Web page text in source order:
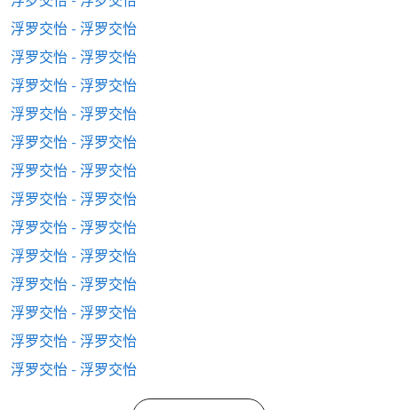
浮罗交怡 - 浮罗交怡
浮罗交怡 - 浮罗交怡
浮罗交怡 - 浮罗交怡
浮罗交怡 - 浮罗交怡
浮罗交怡 - 浮罗交怡
浮罗交怡 - 浮罗交怡
浮罗交怡 - 浮罗交怡
浮罗交怡 - 浮罗交怡
浮罗交怡 - 浮罗交怡
浮罗交怡 - 浮罗交怡
浮罗交怡 - 浮罗交怡
浮罗交怡 - 浮罗交怡
浮罗交怡 - 浮罗交怡